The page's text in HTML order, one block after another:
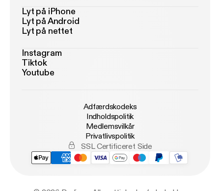
Lyt på iPhone
Lyt på Android
Lyt på nettet
Instagram
Tiktok
Youtube
Adfærdskodeks
Indholdspolitik
Medlemsvilkår
Privatlivspolitik
SSL Certificeret Side